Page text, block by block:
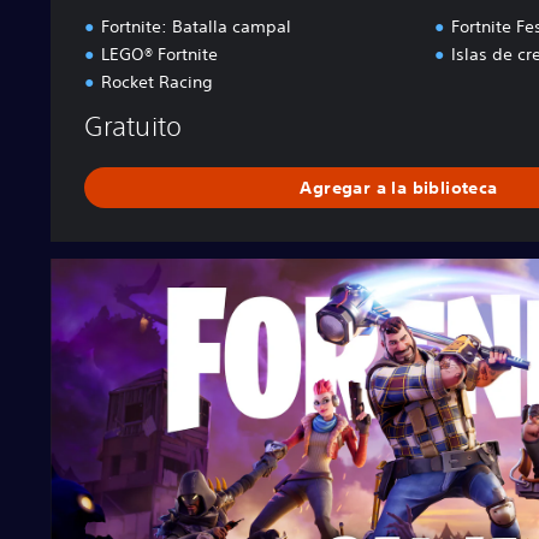
Fortnite: Batalla campal
LEGO® Fortnite
Rocket Racing
Fortnite
Islas de
Gratuito
Agregar a la biblioteca
o
t
i
S
a
v